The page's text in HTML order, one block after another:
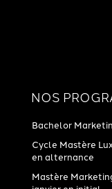
NOS
Bachelor
Cycle Mastère
en alternance
Mastère